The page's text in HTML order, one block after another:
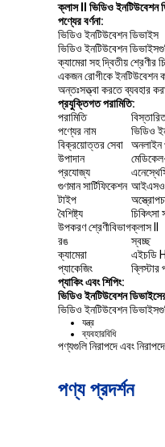
ক্লাস II ভিডিও ইনটিউবেশন
পণ্যের বর্ণনা:
ভিডিও ইনটিউবেশন ডিভাইস
ভিডিও ইনটিউবেশন
ক্যামেরা সহ দ্বিতীয় শ্রেণীর
একজন রোগীকে ইনটিউবেশন
অন্তঃসত্ত্বা করতে ব্যবহার
প্রযুক্তিগত পরামিতি:
পরামিতি
পণ্যের নাম
ভিডিও
বিক্রয়োত্তর সেবা
অনলাইন
উপাদান
প্রযোজ্য
গুণমান সার্টিফিকেশন আইএসও
টাইপ
বৈশিষ্ট্য
চিকিৎসা
উপকরণ শ্রেণীবিভাগক্লাস II
রঙ
স্বচ্ছ
ক্যামেরা
এইচডি
প্যাকেজিং
প্যাকিং এবং শিপিং:
ভিডিও ইনটিউবেশন
ভিডিও ইনটিউবেশন
যন্ত্র
ব্যবহারবিধি
পণ্যগুলি নিরাপদে এবং
পণ্য প্রদর্শন